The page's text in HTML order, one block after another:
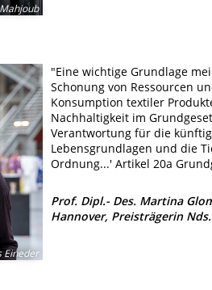
Eineder
"Eine wichtige Grundlage
Schonung von Ressourcen
Konsumption textiler
Nachhaltigkeit im
Verantwortung für die
Lebensgrundlagen und die
Ordnung...' Artikel 20a
Prof. Dipl.- Des. Martina
Hannover, Preisträgerin